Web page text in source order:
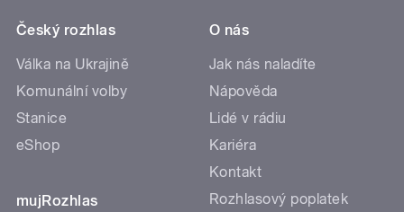
Český rozhlas
Válka na Ukrajině
Komunální volby
Stanice
eShop
mujRozhlas
O nás
Jak nás naladíte
Nápověda
Lidé v rádiu
Kariéra
Kontakt
Rozhlasový poplatek